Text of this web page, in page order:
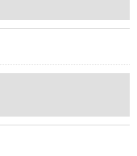
頂きます。
体的手続きにつきま